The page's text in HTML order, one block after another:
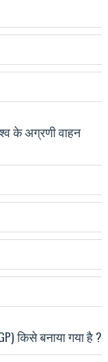
के अग्रणी वाहन
किसे बनाया गया है ?